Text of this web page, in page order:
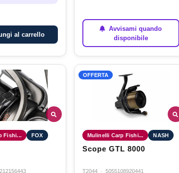
al carrello
Avvisami quando
disponibile
Fishi... FOX
OFFERTA
Mulinelli Carp Fishi... NASH
Scope GTL 8000
T2044 · 5055108920441